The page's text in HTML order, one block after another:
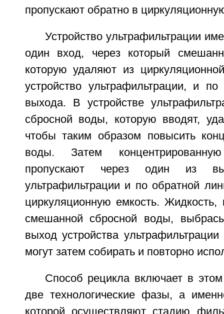
пропускают обратно в
Устройство ультрафильтрации
один вход, через который
которую удаляют из
устройство ультрафильтрации, и
выхода. В устройстве
сбросной воды, которую вводят,
чтобы таким образом повысить
воды. Затем
пропускают через один из
ультрафильтрации и по обратной
циркуляционную емкость.
смешанной сбросной воды,
выход устройства
могут затем собирать и повторно
Способ рецикла включает в этом
две технологические фазы, а
которой осуществляют стадию